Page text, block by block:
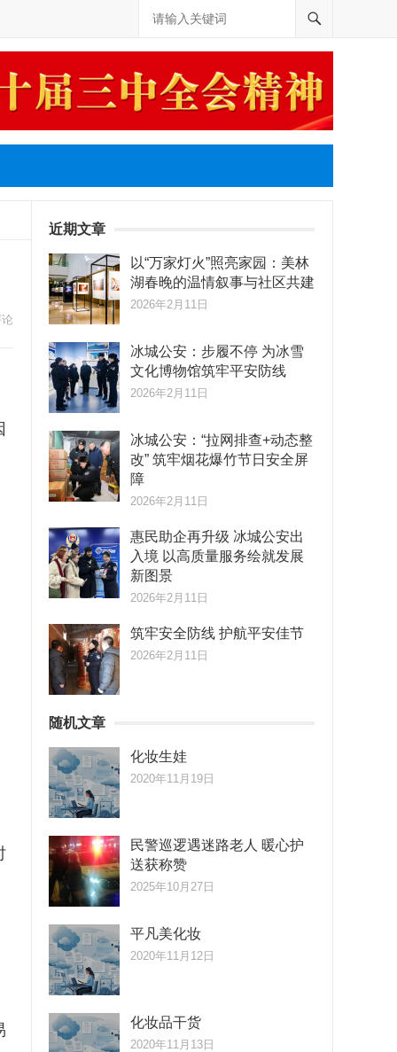
近期文章
以“万家灯火”照亮家园：美林
湖春晚的温情叙事与社区共建
2026年2月11日
冰城公安：步履不停 为冰雪
文化博物馆筑牢平安防线
2026年2月11日
冰城公安：“拉网排查+动态整
改” 筑牢烟花爆竹节日安全屏
障
2026年2月11日
惠民助企再升级 冰城公安出
入境 以高质量服务绘就发展
新图景
2026年2月11日
筑牢安全防线 护航平安佳节
2026年2月11日
随机文章
化妆生娃
2020年11月19日
民警巡逻遇迷路老人 暖心护
送获称赞
2025年10月27日
平凡美化妆
2020年11月12日
化妆品干货
2020年11月13日